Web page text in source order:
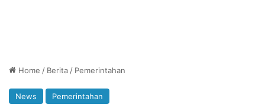
Home / Berita / Pemerintahan
News Pemerintahan